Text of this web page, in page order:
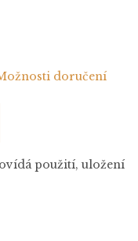
doručení
použití, uložení